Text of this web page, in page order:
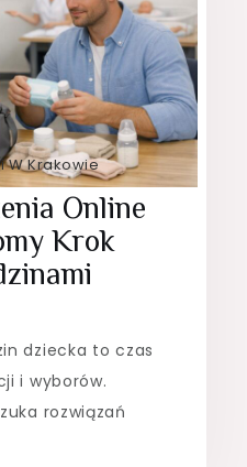
W Krakowie
Online
Krok
dziecka to czas
i wyborów.
rozwiązań